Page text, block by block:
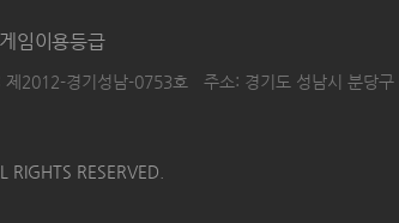
게임이용등급
제2012-경기성남-0753호
주소: 경기도 성남시 분당
RESERVED.